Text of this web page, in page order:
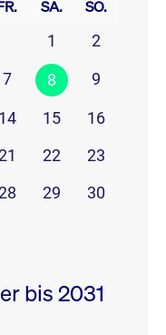
SA. SO.
1
2
7 8 9
14 15
16
22
23
29
30
bis 2031